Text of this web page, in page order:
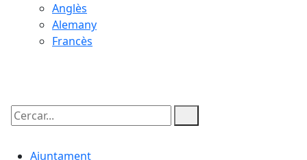
Anglès
Alemany
Francès
Cercar:
Ajuntament